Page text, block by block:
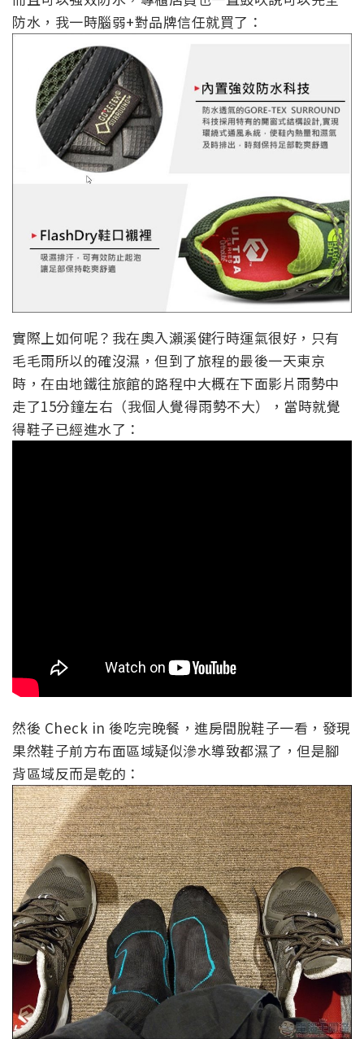
防水，我一時腦弱+對品牌信任就買了：
實際上如何呢？我在奧入瀨溪健行時運氣很好，只有
毛毛雨所以的確沒濕，但到了旅程的最後一天東京
時，在由地鐵往旅館的路程中大概在下面影片雨勢中
走了15分鐘左右（我個人覺得雨勢不大），當時就覺
得鞋子已經進水了：
然後 Check in 後吃完晚餐，進房間脫鞋子一看，發現
果然鞋子前方布面區域疑似滲水導致都濕了，但是腳
背區域反而是乾的：